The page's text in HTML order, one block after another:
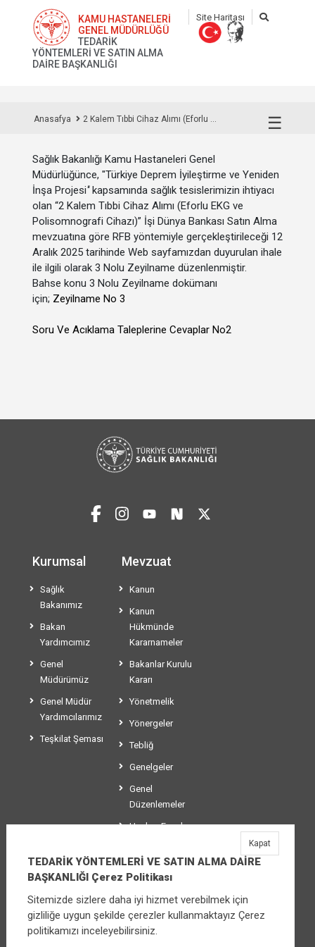
KAMU HASTANELERİ
GENEL MÜDÜRLÜĞÜ
TEDARİK
YÖNTEMLERİ VE SATIN ALMA
DAİRE BAŞKANLIĞI
Site Haritası
☰
Anasafya 2 Kalem Tıbbi Cihaz Alımı (Eforlu ...
Sağlık Bakanlığı Kamu Hastaneleri Genel
Müdürlüğünce, "Türkiye Deprem İyileştirme ve Yeniden
İnşa Projesi"kapsamında sağlık tesislerimizin ihtiyacı
olan “2 Kalem Tıbbi Cihaz Alımı (Eforlu EKG ve
Polisomnografi Cihazı)” İşi Dünya Bankası Satın Alma
mevzuatına göre RFB yöntemiyle gerçekleştirileceği 12
Aralık 2025 tarihinde Web sayfamızdan duyurulan ihale
ile ilgili olarak 3 Nolu Zeyilname düzenlenmiştir.
Bahse konu 3 Nolu Zeyilname dokümanı
için; Zeyilname No 3
Soru Ve Acıklama Taleplerine Cevaplar No2
Kurumsal
Sağlık
Bakanımız
Bakan
Yardımcımız
Genel
Müdürümüz
Genel Müdür
Yardımcılarımız
Teşkilat Şeması
Mevzuat
Kanun
Kanun
Hükmünde
Kararnameler
Bakanlar Kurulu
Kararı
Yönetmelik
Yönergeler
Tebliğ
Genelgeler
Genel
Düzenlemeler
Usul ve Esaslar
TEDARİK YÖNTEMLERİ VE SATIN ALMA
DAİRE BAŞKANLIĞI
Üniversiteler Mahallesi Şehit Mehmet Bayraktar
TEDARİK YÖNTEMLERİ VE SATIN ALMA DAİRE
BAŞKANLIĞI Çerez Politikası
Sitemizde sizlere daha iyi hizmet verebilmek için
gizliliğe uygun şekilde çerezler kullanmaktayız Çerez
politikamızı inceleyebilirsiniz.
Kapat